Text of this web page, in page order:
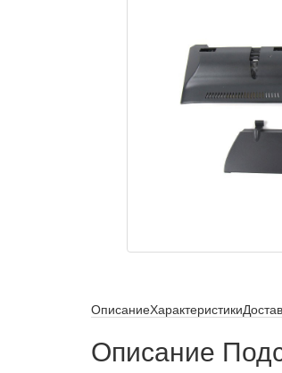
ОписаниеХарактеристики
Описание